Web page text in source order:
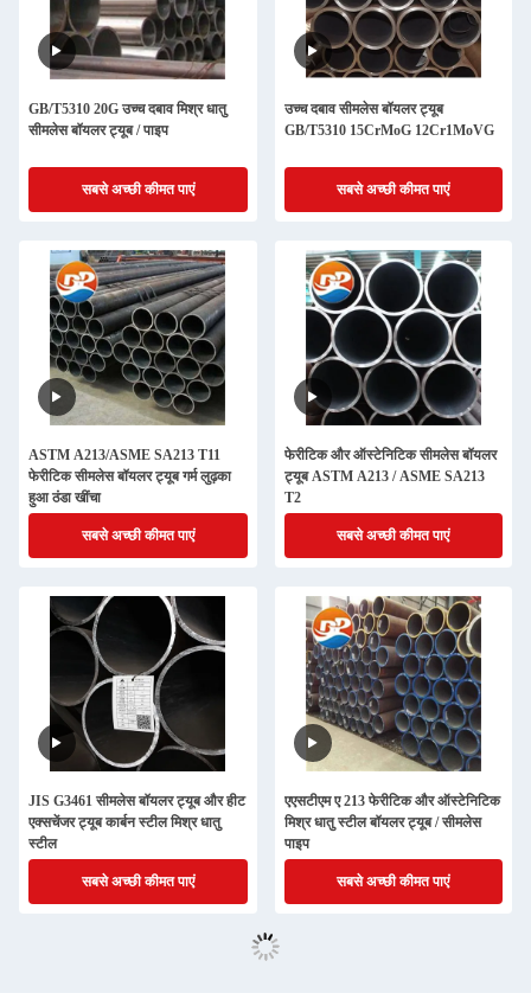
GB/T5310 20G उच्च दबाव मिश्र धातु
सीमलेस बॉयलर ट्यूब / पाइप
सबसे अच्छी कीमत पाएं
उच्च दबाव सीमलेस बॉयलर ट्यूब
GB/T5310 15CrMoG 12Cr1MoVG
सबसे अच्छी कीमत पाएं
ASTM A213/ASME SA213 T11
फेरीटिक सीमलेस बॉयलर ट्यूब गर्म लुढ़का
हुआ ठंडा खींचा
सबसे अच्छी कीमत पाएं
फेरीटिक और ऑस्टेनिटिक सीमलेस बॉयलर
ट्यूब ASTM A213 / ASME SA213
T2
सबसे अच्छी कीमत पाएं
JIS G3461 सीमलेस बॉयलर ट्यूब और हीट
एक्सचेंजर ट्यूब कार्बन स्टील मिश्र धातु
स्टील
सबसे अच्छी कीमत पाएं
एएसटीएम ए 213 फेरीटिक और ऑस्टेनिटिक
मिश्र धातु स्टील बॉयलर ट्यूब / सीमलेस
पाइप
सबसे अच्छी कीमत पाएं